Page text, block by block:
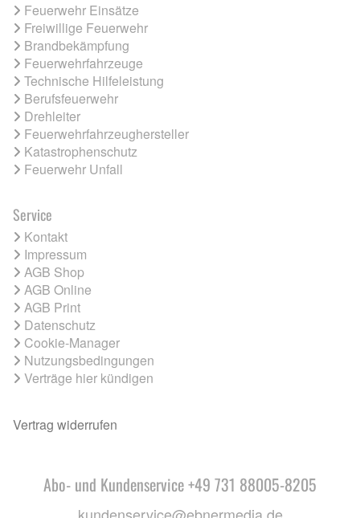
Feuerwehr Einsätze
Freiwillige Feuerwehr
Brandbekämpfung
Feuerwehrfahrzeuge
Technische Hilfeleistung
Berufsfeuerwehr
Drehleiter
Feuerwehrfahrzeughersteller
Katastrophenschutz
Feuerwehr Unfall
Service
Kontakt
Impressum
AGB Shop
AGB Online
AGB Print
Datenschutz
Cookie-Manager
Nutzungsbedingungen
Verträge hier kündigen
Vertrag widerrufen
Abo- und Kundenservice +49 731 88005-8205